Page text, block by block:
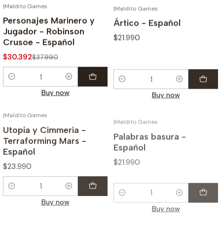
-20%
|Maldito Games
Personajes Marinero y
Jugador - Robinson
Crusoe - Español
$30.392$37.990
Quantity
Buy now
|Maldito Games
Ártico - Español
$21.990
Quantity
Buy now
Utopia y Cimmeria -
Terraforming Mars -
Español
$23.990
Quantity
Buy now
Palabras basura -
Español
$21.990
Quantity
Buy now
Maldito Games